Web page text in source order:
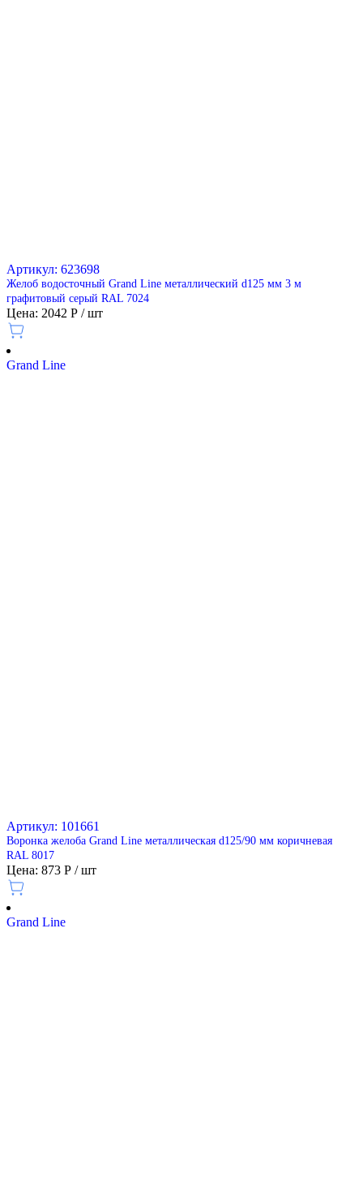
Артикул: 623698
Желоб водосточный Grand Line металлический d125 мм 3 м
графитовый серый RAL 7024
Цена: 2042 Р / шт
Grand Line
Артикул: 101661
Воронка желоба Grand Line металлическая d125/90 мм коричневая
RAL 8017
Цена: 873 Р / шт
Grand Line